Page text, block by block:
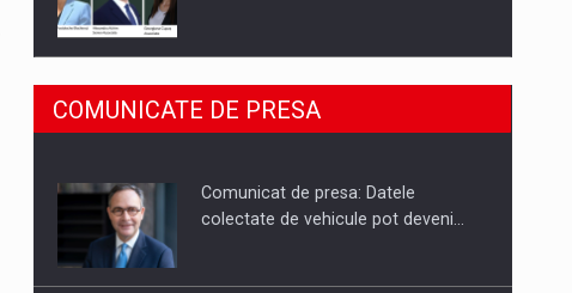
SAPTE PERSONALITATI DIN MEDIUL
DE AFACERI, ACADEMIC SI
Hard Enduro Piatra Craiului 2026,
COMUNICATE DE PRESA
Comunicat de presa: Datele
colectate de vehicule pot deveni…